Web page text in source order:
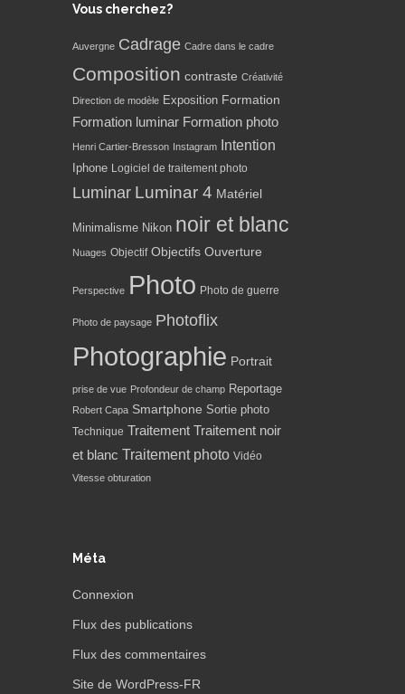
Vous cherchez?
Auvergne Cadrage Cadre dans le cadre
Composition contraste Créativité
Direction de modèle Exposition Formation
Formation luminar Formation photo
Henri Cartier-Bresson Instagram Intention
Iphone Logiciel de traitement photo
Luminar Luminar 4 Matériel
Minimalisme Nikon noir et blanc
Nuages Objectif Objectifs Ouverture
Perspective Photo Photo de guerre
Photo de paysage Photoflix
Photographie Portrait
prise de vue Profondeur de champ Reportage
Robert Capa Smartphone Sortie photo
Technique Traitement Traitement noir
et blanc Traitement photo Vidéo
Vitesse obturation
Méta
Connexion
Flux des publications
Flux des commentaires
Site de WordPress-FR